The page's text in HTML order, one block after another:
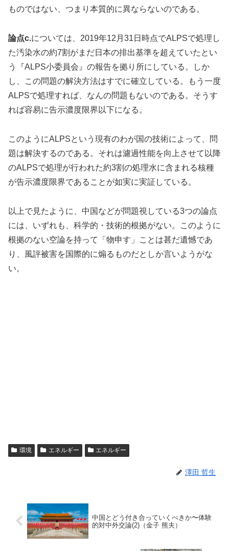
ものではない、つまり本質的に異ならないのである。
論点c.については、2019年12月31日時点でALPSで処理し
た汚染水の約7割がまだ日本の排出基準を超えていたとい
う『ALPS小委員会』の報告を拠り所にしている。しか
し、この問題の解決方法はすでに確立している。もう一度
ALPSで処理すれば、なんの問題もないのである。そうす
れば容易に告示濃度限界以下になる。
このようにALPSという現有のわが国の技術によって、問
題は解決するのである。それは濾過性能を向上させて以降
のALPSで処理が行われた約3割の処理水に含まれる核種
が告示濃度限界であることが如実に実証している。
以上で見たように、中国などが問題視している3つの論点
には、いずれも、科学的・技術的根拠がない。このように
根拠のない空論を持って「物申す」ことは甚だ遺憾であ
り、風評被害を国際的に煽るものだとしか言いようがな
い。
環境 エネルギー エネルギー
澤田 哲生
中国とどう付き合っていくべきか〜体験
的対中外交論(2)（金子 熊夫）